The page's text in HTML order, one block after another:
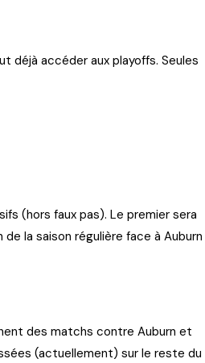
déjà accéder aux playoffs. Seules
(hors faux pas). Le premier sera
la saison régulière face à Auburn
des matchs contre Auburn et
(actuellement) sur le reste du